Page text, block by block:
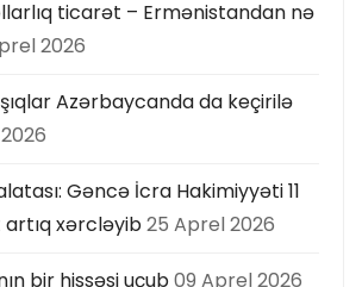
ticarət – Ermənistandan nə
2026
Azərbaycanda da keçirilə
Gəncə İcra Hakimiyyəti 11
xərcləyib25 Aprel 2026
bir hissəsi uçub09 Aprel 2026